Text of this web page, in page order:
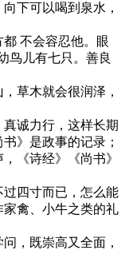
下可以喝到泉水，
不会容忍他。眼
鸟儿有七只。善良
草木就会很润泽，
诚力行，这样长期
》是政事的记录；
《诗经》《尚书》
四寸而已，怎么能
禽、小牛之类的礼
，既崇高又全面，